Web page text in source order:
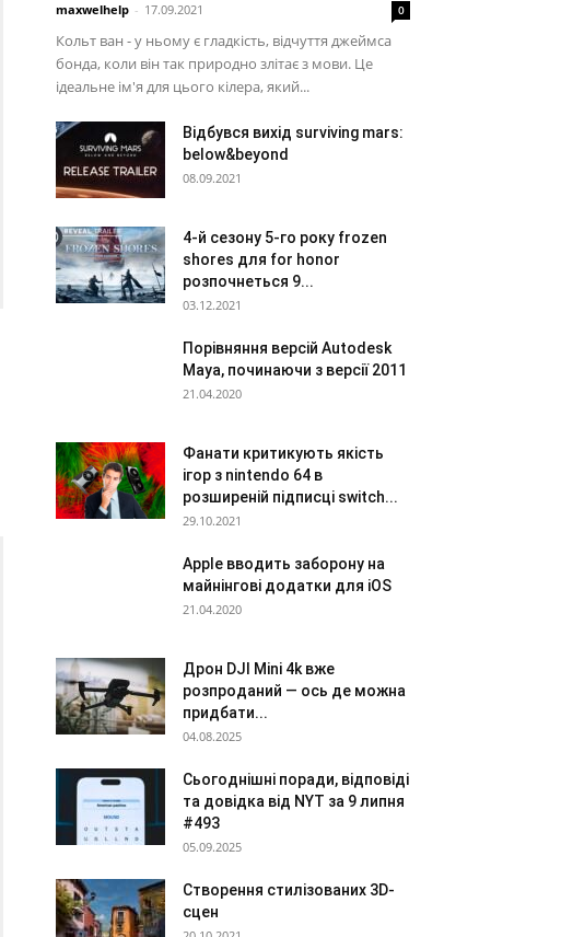
maxwelhelp - 17.09.2021 0
Кольт ван - у ньому є гладкість, відчуття джеймса
бонда, коли він так природно злітає з мови. Це
ідеальне ім'я для цього кілера, який...
Відбувся вихід surviving mars:
below&beyond
08.09.2021
4-й сезону 5-го року frozen
shores для for honor
розпочнеться 9...
03.12.2021
Порівняння версій Autodesk
Maya, починаючи з версії 2011
21.04.2020
Фанати критикують якість
ігор з nintendo 64 в
розширеній підписці switch...
29.10.2021
Apple вводить заборону на
майнінгові додатки для iOS
21.04.2020
Дрон DJI Mini 4k вже
розпроданий — ось де можна
придбати...
04.08.2025
Сьогоднішні поради, відповіді
та довідка від NYT за 9 липня
#493
05.09.2025
Створення стилізованих 3D-
сцен